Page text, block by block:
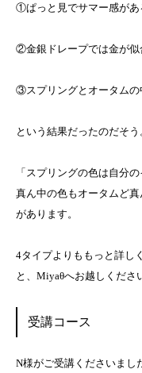
①ぱっと見でサマー感があ
②金銀ドレープでは金が似
③スプリングとオータムの
という結果だったのだそう
「スプリングの色は自分
真ん中の色もオータムど
があります。
4タイプよりももっと詳し
と、Miyaθへお越しくださ
受講コース
N様がご受講くださいまし